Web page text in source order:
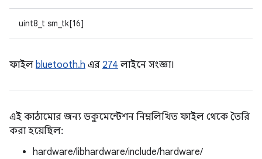
uint8_t sm_tk[16]
ফাইল bluetooth.h এর 274 লাইনে সংজ্ঞা।
এই কাঠামোর জন্য ডকুমেন্টেশন নিম্নলিখিত ফাইল থেকে তৈরি
করা হয়েছিল:
hardware/libhardware/include/hardware/